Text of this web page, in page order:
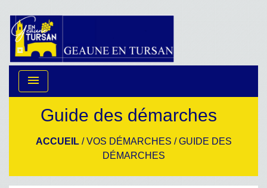
menu
Guide des démarches
ACCUEIL/VOS DÉMARCHES /GUIDE DES
DÉMARCHES